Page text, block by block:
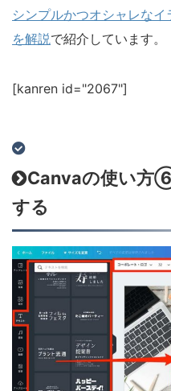
シンプルかつオシャレな
を解説で紹介しています。
[kanren id="2067"]
Canvaの使い方
する